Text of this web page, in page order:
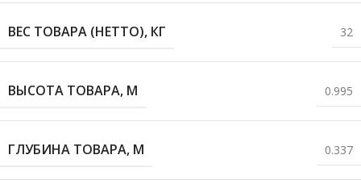
ВЕС ТОВАРА (НЕТТО), КГ 32
ВЫСОТА ТОВАРА, М 0.995
ГЛУБИНА ТОВАРА, М 0.337